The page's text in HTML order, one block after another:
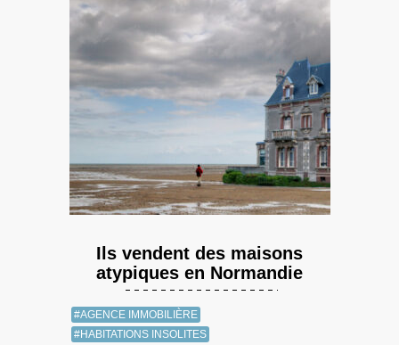
Ils vendent des maisons
atypiques en Normandie
#AGENCE IMMOBILIÈRE
#HABITATIONS INSOLITES